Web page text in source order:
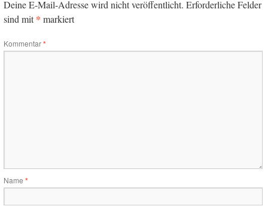
Deine E-Mail-Adresse wird nicht veröffentlicht. Erforderliche Felder
sind mit* markiert
Kommentar*
Name *